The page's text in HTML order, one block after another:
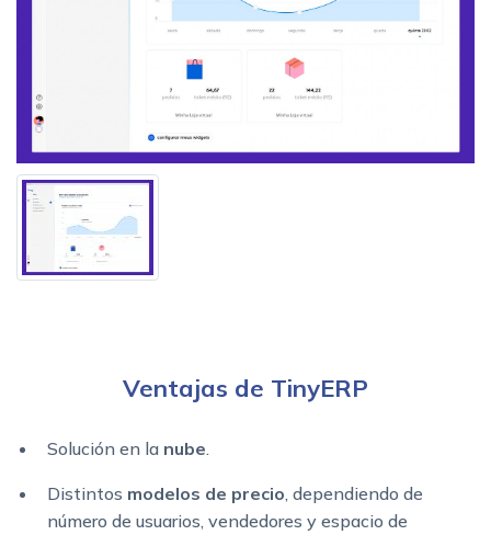
Ventajas de TinyERP
Solución en la nube
Distintos modelos de precio , dependiendo de
número de usuarios, vendedores y espacio de